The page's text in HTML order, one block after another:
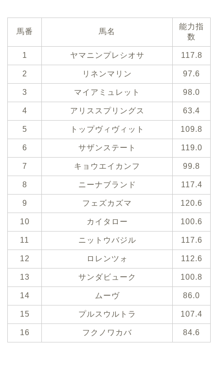
馬番 馬名
能力指
数
1 ヤマニンプレシオサ 117.8
2 リネンマリン 97.6
3 マイアミュレット 98.0
4 アリススプリングス 63.4
5 トップヴィヴィット 109.8
6 サザンステート 119.0
7 キョウエイカンフ 99.8
8 ニーナブランド 117.4
9 フェズカズマ 120.6
10 カイタロー 100.6
11 ニットウバジル 117.6
12 ロレンツォ 112.6
13 サンダビューク 100.8
14 ムーヴ 86.0
15 プルスウルトラ 107.4
16 フクノワカバ 84.6